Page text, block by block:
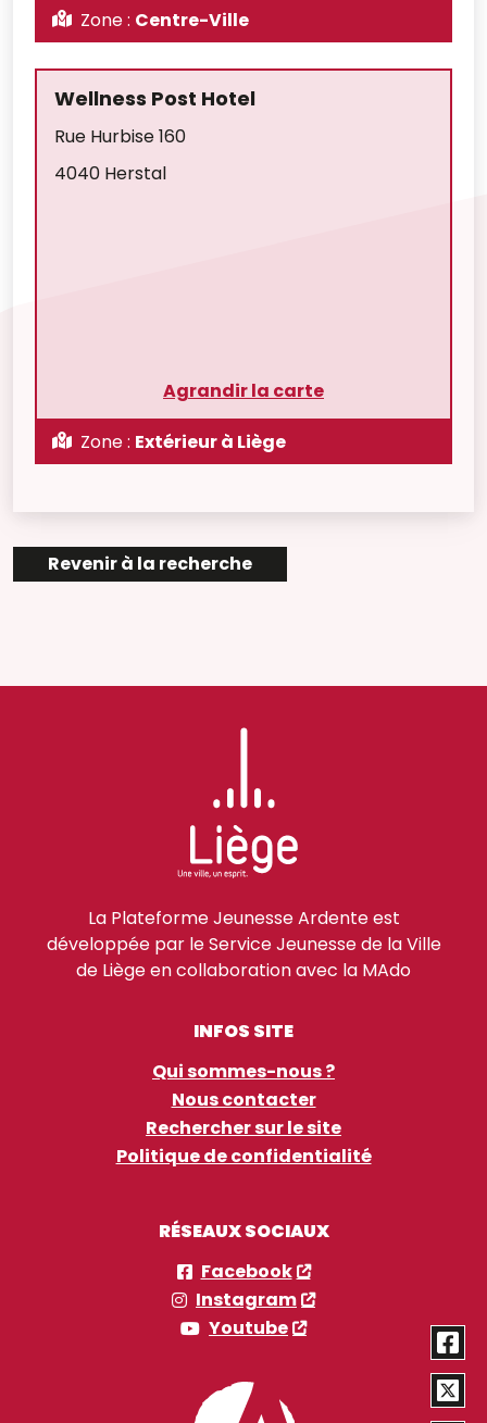
Zone : Centre-Ville
Wellness Post Hotel
Rue Hurbise 160
4040 Herstal
Agrandir la carte
Zone : Extérieur à Liège
Revenir à la recherche
La Plateforme Jeunesse Ardente est
développée par le Service Jeunesse de la Ville
de Liège en collaboration avec la MAdo
INFOS SITE
Qui sommes-nous ?
Nous contacter
Rechercher sur le site
Politique de confidentialité
RÉSEAUX SOCIAUX
Facebook
Instagram
Youtube